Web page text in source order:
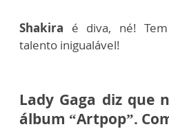
Shakira é diva, né!
talento inigualável!
Lady Gaga diz que
álbum “Artpop”.